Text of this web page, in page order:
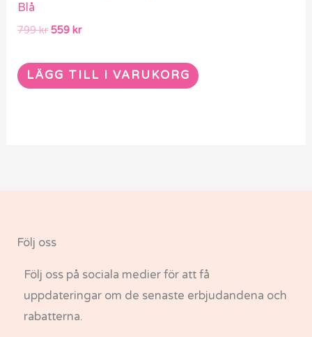
Blå
799kr 559kr
LÄGG TILL I VARUKORG
Följ oss
Följ oss på sociala medier för att få
uppdateringar om de senaste erbjudandena och
rabatterna.